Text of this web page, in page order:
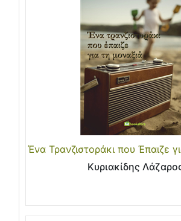
Ένα Τρανζιστοράκι που Έπαιζε
Κυριακίδης